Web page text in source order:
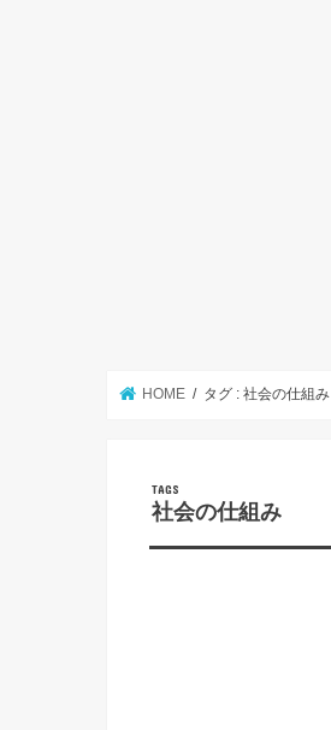
HOME タグ : 社会の仕組み
社会の仕組み